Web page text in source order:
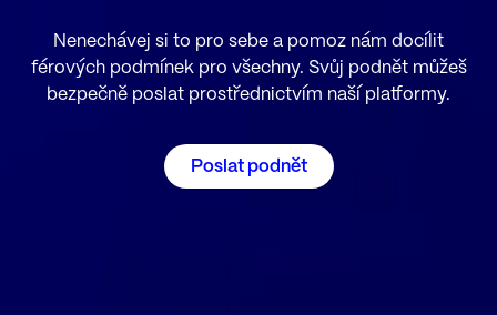
Nenechávej si to pro sebe a pomoz nám docílit
férových podmínek pro všechny. Svůj podnět můžeš
bezpečně poslat prostřednictvím naší platformy.
Poslat podnět